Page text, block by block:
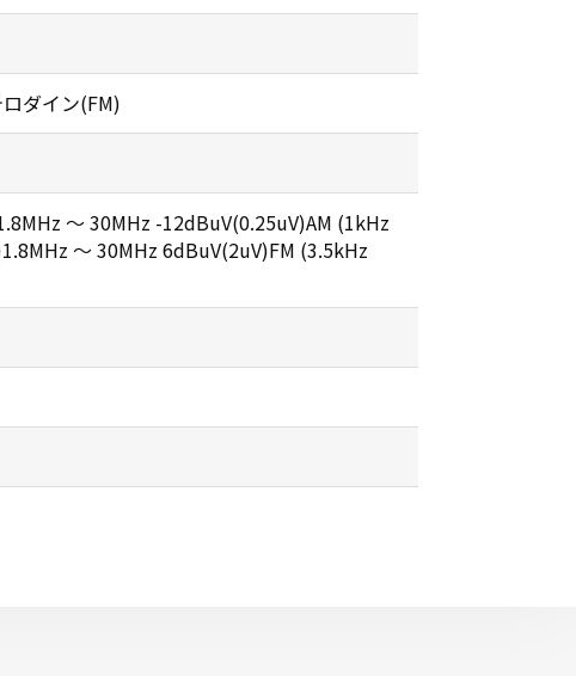
ダイン(FM)
～ 30MHz -12dBuV(0.25uV)AM (1kHz
～ 30MHz 6dBuV(2uV)FM (3.5kHz